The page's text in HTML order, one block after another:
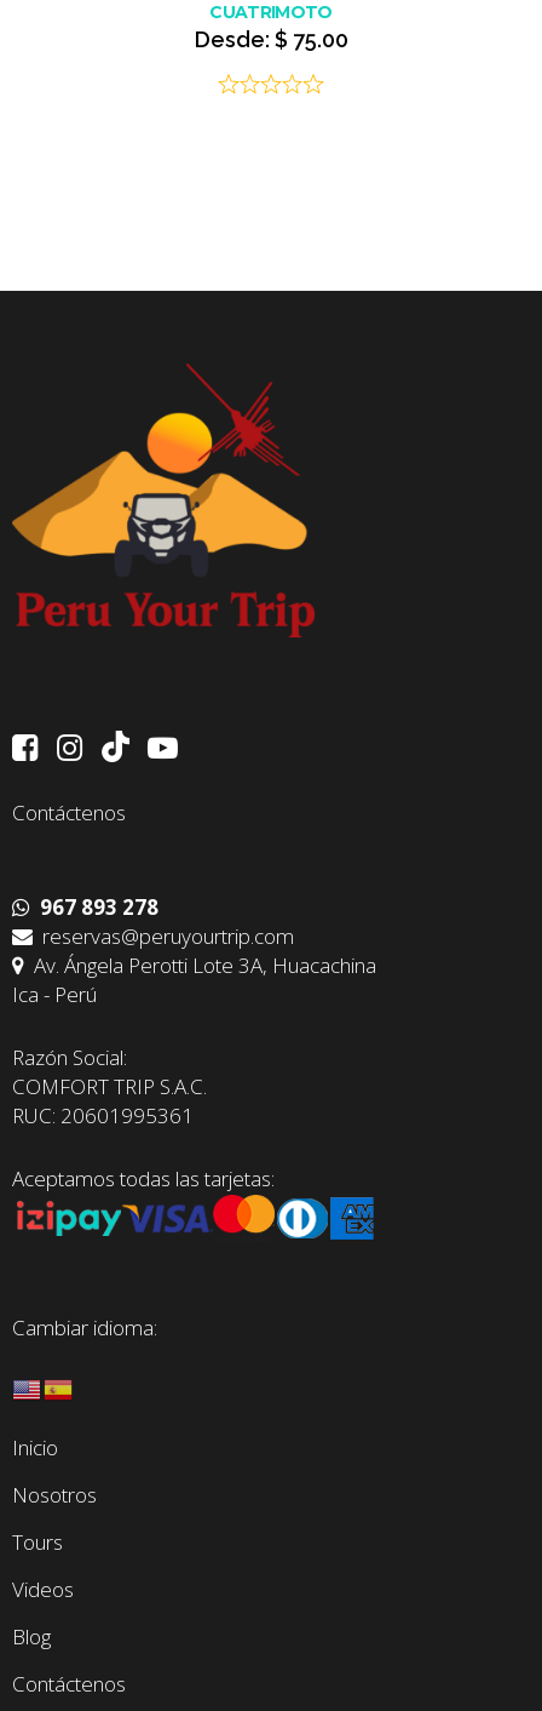
CUATRIMOTO
Desde: $ 75.00
Contáctenos
967 893 278
reservas@peruyourtrip.com
Av. Ángela Perotti Lote 3A, Huacachina
Ica - Perú
Razón Social:
COMFORT TRIP S.A.C.
RUC: 20601995361
Aceptamos todas las tarjetas:
Cambiar idioma:
Inicio
Nosotros
Tours
Videos
Blog
Contáctenos